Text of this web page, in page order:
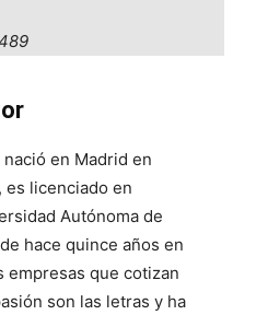
nació en Madrid en
es licenciado en
Autónoma de
hace quince años en
empresas que cotizan
son las letras y ha